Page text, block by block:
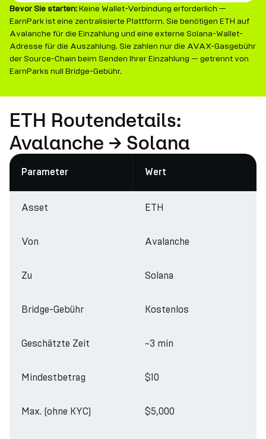
Bevor Sie starten:Keine Wallet-Verbindung erforderlich —
EarnPark ist eine zentralisierte Plattform. Sie benötigen ETH auf
Avalanche für die Einzahlung und eine externe Solana-Wallet-
Adresse für die Auszahlung. Sie zahlen nur die AVAX-Gasgebühr
der Source-Chain beim Senden Ihrer Einzahlung — getrennt von
EarnParks null Bridge-Gebühr.
ETH Routendetails:
Avalanche → Solana
Parameter Wert
Asset ETH
Von Avalanche
Zu Solana
Bridge-Gebühr Kostenlos
Geschätzte Zeit ~3 min
Mindestbetrag $10
Max. (ohne KYC) $5,000